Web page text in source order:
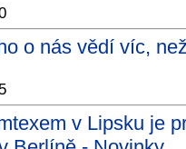
o nás vědí víc,
v Lipsku je